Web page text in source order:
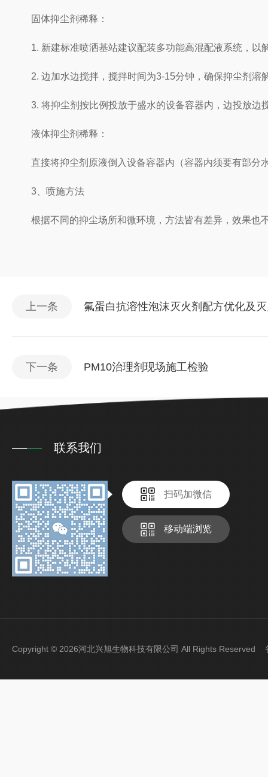
固体抑尘剂稀释：
1. 新建标准喷洒基站建议配装多功能高混配液系统，以
2. 边加水边搅拌，搅拌时间为3-15分钟，确保抑尘剂溶
3. 将抑尘剂按比例投放于盛水的设备容器内，边投放边
液体抑尘剂稀释：
直接将抑尘剂原液倒入设备容器内（容器内须要有部分
3、喷施方法
根据不同的抑尘场所和微环境，方法皆有差异，效果也
上一条 氟蛋白抗溶性泡沫灭火剂配方优化及
下一条 PM10治理剂现场施工检验
联系我们
扫码加微信
移动端浏览
Copyright © 2026河北兴旭生物科技有限公司 All Rights Reserved